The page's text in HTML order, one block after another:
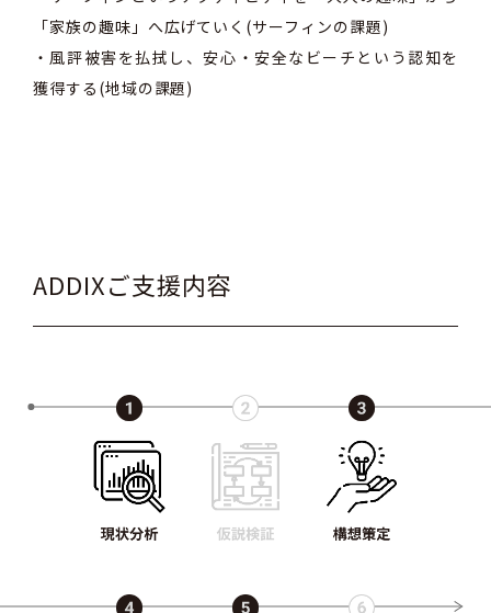
「家族の趣味」へ広げていく(サーフィンの課題)
・風評被害を払拭し、安心・安全なビーチという認知を
獲得する(地域の課題)
ADDIXご支援内容